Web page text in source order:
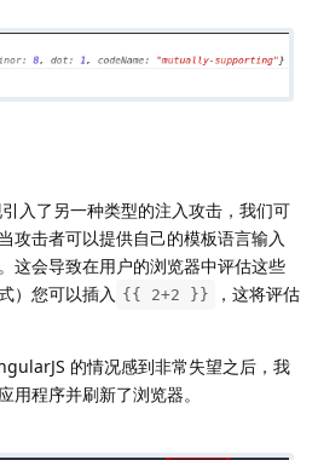
入了另一种类型的注入攻击，我们可
攻击者可以提供自己的模板语言输入
这会导致在用户的浏览器中评估这些
）您可以插入 {{ 2+2 }}
，这将评估
的情况感到非常失望之后，我
用程序并刷新了浏览器。